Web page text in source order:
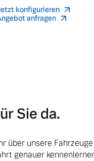
konfigurieren
anfragen
Sie da.
über unsere
genauer